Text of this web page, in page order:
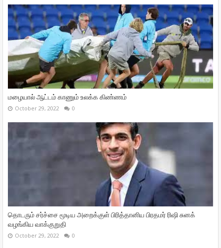
மழையால் ஆட்டம் காணும் உலக்க கிண்ணம்
October 29, 2022 0
தொடரும் சர்ச்சை மூடிய அறைக்குள் பிரித்தானிய பிரதமர் ரிஷி சுனக்
வழங்கிய வாக்குறுதி
October 29, 2022 0